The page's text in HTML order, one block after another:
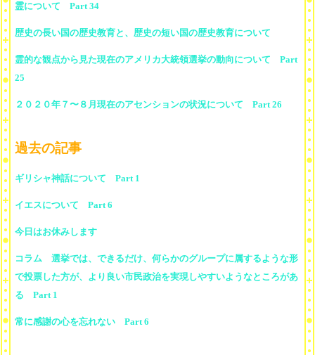
霊について Part 34
歴史の長い国の歴史教育と、歴史の短い国の歴史教育について
霊的な観点から見た現在のアメリカ大統領選挙の動向について Part
25
２０２０年７〜８月現在のアセンションの状況について Part 26
過去の記事
ギリシャ神話について Part 1
イエスについて Part 6
今日はお休みします
コラム 選挙では、できるだけ、何らかのグループに属するような形
で投票した方が、より良い市民政治を実現しやすいようなところがあ
る Part 1
常に感謝の心を忘れない Part 6